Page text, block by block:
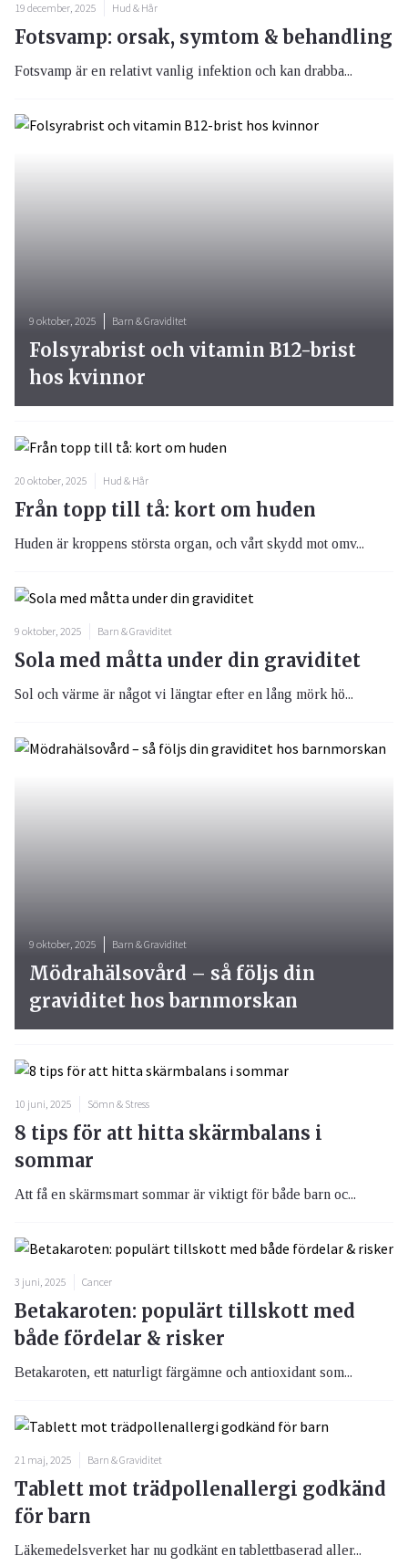
19 december, 2025 Hud & Hår
Fotsvamp: orsak, symtom & behandling
Fotsvamp är en relativt vanlig infektion och kan drabba...
20 oktober, 2025 Hud & Hår
Från topp till tå: kort om huden
Huden är kroppens största organ, och vårt skydd mot omv...
9 oktober, 2025 Barn & Graviditet
Sola med måtta under din graviditet
Sol och värme är något vi längtar efter en lång mörk hö...
9 oktober, 2025 Barn & Graviditet
Folsyrabrist och vitamin B12-brist
hos kvinnor
9 oktober, 2025 Barn & Graviditet
Mödrahälsovård – så följs din
graviditet hos barnmorskan
10 juni, 2025 Sömn & Stress
8 tips för att hitta skärmbalans i
sommar
Att få en skärmsmart sommar är viktigt för både barn oc...
3 juni, 2025 Cancer
Betakaroten: populärt tillskott med
både fördelar & risker
Betakaroten, ett naturligt färgämne och antioxidant som...
21 maj, 2025 Barn & Graviditet
Tablett mot trädpollenallergi godkänd
för barn
Läkemedelsverket har nu godkänt en tablettbaserad aller...